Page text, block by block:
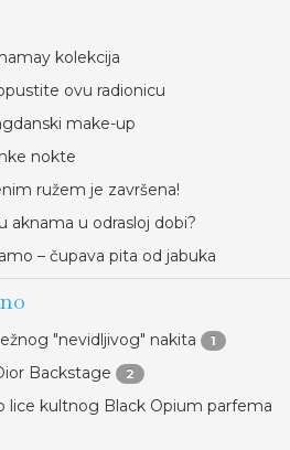
kolekcija
ovu radionicu
make-up
nokte
ružem je završena!
aknama u odrasloj dobi?
– čupava pita od jabuka
"nevidljivog" nakita 1
Backstage 2
lice kultnog Black Opium parfema